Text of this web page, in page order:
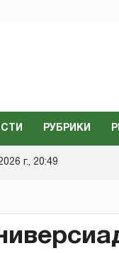
РУБРИКИ
г., 20:49